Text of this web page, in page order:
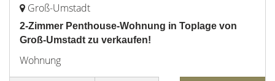
Groß-Umstadt
2-Zimmer Penthouse-Wohnung in Toplage von
Groß-Umstadt zu verkaufen!
Wohnung